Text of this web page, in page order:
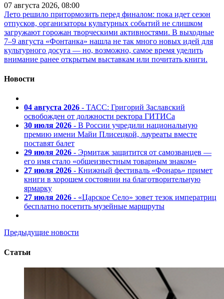
07 августа 2026, 08:00
Лето решило притормозить перед финалом: пока идет сезон
отпусков, организаторы культурных событий не слишком
загружают горожан творческими активностями. В выходные
7–9 августа «Фонтанка» нашла не так много новых идей для
культурного досуга — но, возможно, самое время уделить
внимание ранее открытым выставкам или почитать книги.
Новости
04 августа 2026 - ТАСС: Григорий Заславский
освобожден от должности ректора ГИТИСа
30 июля 2026 - В России учредили национальную
премию имени Майи Плисецкой, лауреаты вместе
поставят балет
29 июля 2026 - Эрмитаж защитится от самозванцев —
его имя стало «общеизвестным товарным знаком»
27 июля 2026 - Книжный фестиваль «Фонарь» примет
книги в хорошем состоянии на благотворительную
ярмарку
27 июля 2026 - «Царское Село» зовет тезок императриц
бесплатно посетить музейные маршруты
Предыдущие новости
Статьи